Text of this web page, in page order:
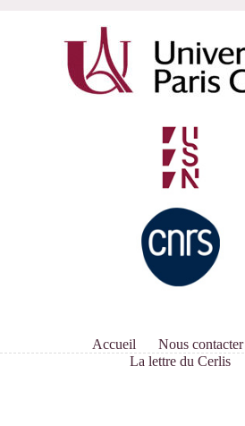
Accueil Nous contacter
La lettre du Cerlis